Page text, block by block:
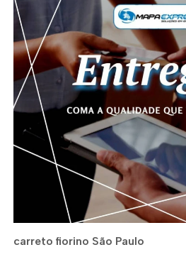
carreto fiorino São Paulo